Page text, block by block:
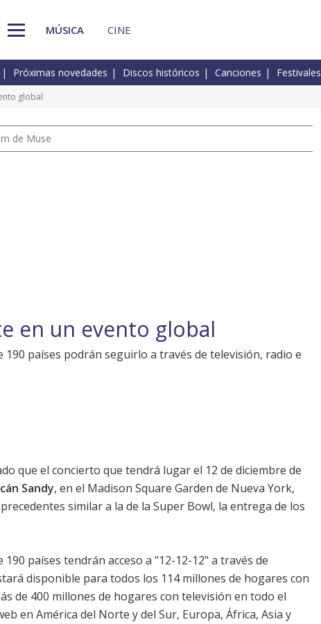
MÚSICA CINE
Próximas novedades Discos históricos Canciones Festivales
global
de Muse
en un evento global
190 países podrán seguirlo a través de televisión, radio e
que el concierto que tendrá lugar el 12 de diciembre de
Sandy, en el Madison Square Garden de Nueva York,
similar a la de la Super Bowl, la entrega de los
países tendrán acceso a "12-12-12" a través de
disponible para todos los 114 millones de hogares con
de 400 millones de hogares con televisión en todo el
en América del Norte y del Sur, Europa, África, Asia y